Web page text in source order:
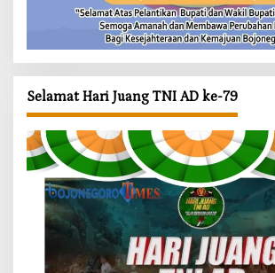
Selamat Hari Juang TNI AD ke-79